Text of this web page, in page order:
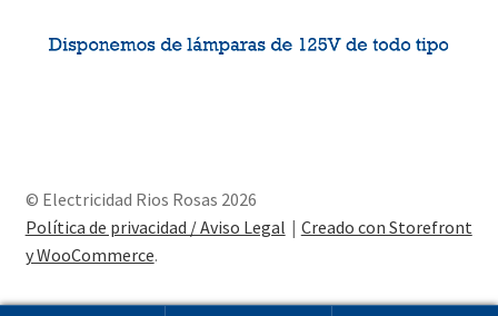
© Electricidad Rios Rosas 2026
Política de privacidad / Aviso Legal
Creado con Storefront
y WooCommerce.